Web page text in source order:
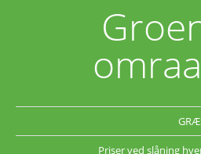
Priser ved slåning